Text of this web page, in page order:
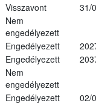
Visszavont
31/
Nem
engedélyezett
Engedélyezett
Engedélyezett
Nem
engedélyezett
Engedélyezett
02/